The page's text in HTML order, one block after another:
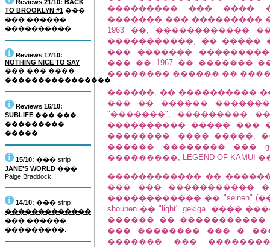
Reviews 21/10: BACK
TO BROOKLYN #1 ���
��� ������
����������.
Reviews 17/10:
NOTHING NICE TO SAY
��� ��� ����
����������������.
Reviews 16/10:
SUBLIFE ��� ���
���������
�����.
15/10: ��� strip
JANE'S WORLD ���
Paige Braddock.
14/10: ��� strip
�������������
��� ������
���������.
��������� ��� ����
������� ��� ���������
1963 ��, ������������
�����������, �� �����
��� �������
��� �� 1967 �� �������
�������� ������ ��
������, �� ����������
��� �� ������
"�������", ���������
���������� ����� ���
��������. ���� �����,
������ �������� ���
���������, LEGEND OF KAMUI
������������ ��
��� ��� �����������
������������ �� "seinen"
shounen �� "light" gekiga.
������ ��
��� �������� ��� �
������� ���